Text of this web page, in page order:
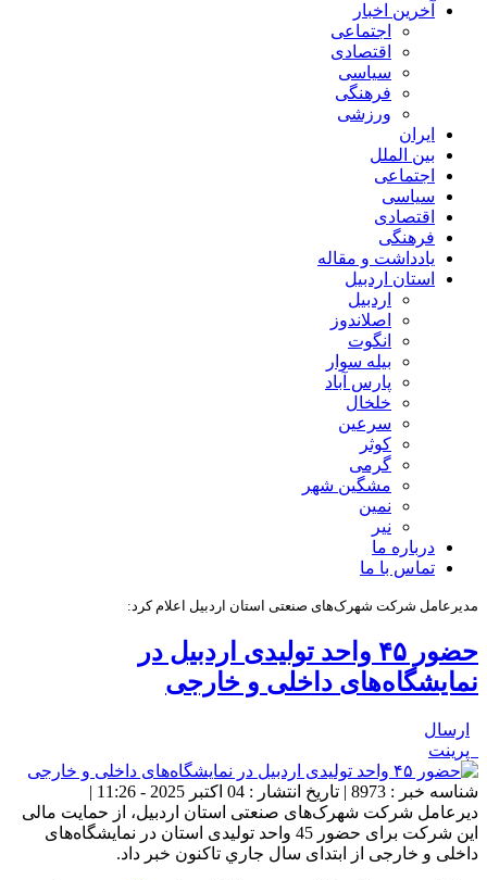
آخرین اخبار
اجتماعی
اقتصادی
سیاسی
فرهنگی
ورزشی
ایران
بین الملل
اجتماعی
سیاسی
اقتصادی
فرهنگی
یادداشت و مقاله
استان اردبیل
اردبیل
اصلاندوز
انگوت
بیله سوار
پارس آباد
خلخال
سرعین
کوثر
گرمی
مشگین شهر
نمین
نیر
درباره ما
تماس با ما
مدیرعامل شرکت شهرک‌های صنعتی استان اردبیل اعلام کرد:
حضور ۴۵ واحد تولیدی اردبیل در
نمایشگاه‌های داخلی و خارجی
ارسال
پرینت
شناسه خبر : 8973 | تاریخ انتشار : 04 اکتبر 2025 - 11:26 |
دیرعامل شرکت شهرک‌های صنعتی استان اردبیل، از حمایت مالی
این شرکت برای حضور 45 واحد تولیدی استان در نمایشگاه‌های
داخلی و خارجی از ابتدای سال جاري تاکنون خبر داد.